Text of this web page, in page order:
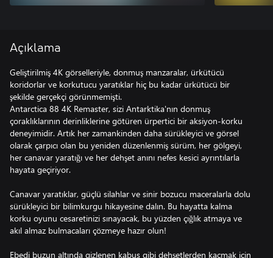
Açıklama
Geliştirilmiş 4K görselleriyle, donmuş manzaralar, ürkütücü
koridorlar ve korkutucu yaratıklar hiç bu kadar ürkütücü bir
şekilde gerçekçi görünmemişti.
Antarctica 88 4K Remaster, sizi Antarktika'nın donmuş
çoraklıklarının derinliklerine götüren ürpertici bir aksiyon-korku
deneyimidir. Artık her zamankinden daha sürükleyici ve görsel
olarak çarpıcı olan bu yeniden düzenlenmiş sürüm, her gölgeyi,
her canavar yaratığı ve her dehşet anını nefes kesici ayrıntılarla
hayata geçiriyor.
Canavar yaratıklar, güçlü silahlar ve sinir bozucu maceralarla dolu
sürükleyici bir bilimkurgu hikayesine dalın. Bu hayatta kalma
korku oyunu cesaretinizi sınayacak, bu yüzden çığlık atmaya ve
akıl almaz bulmacaları çözmeye hazır olun!
Ebedi buzun altında gizlenen kabus gibi dehşetlerden kaçmak için